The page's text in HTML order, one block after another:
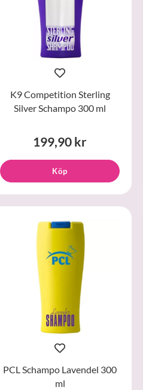
K9 Competition Sterling
Silver Schampo 300 ml
199,90 kr
Köp
PCL Schampo Lavendel 300
ml